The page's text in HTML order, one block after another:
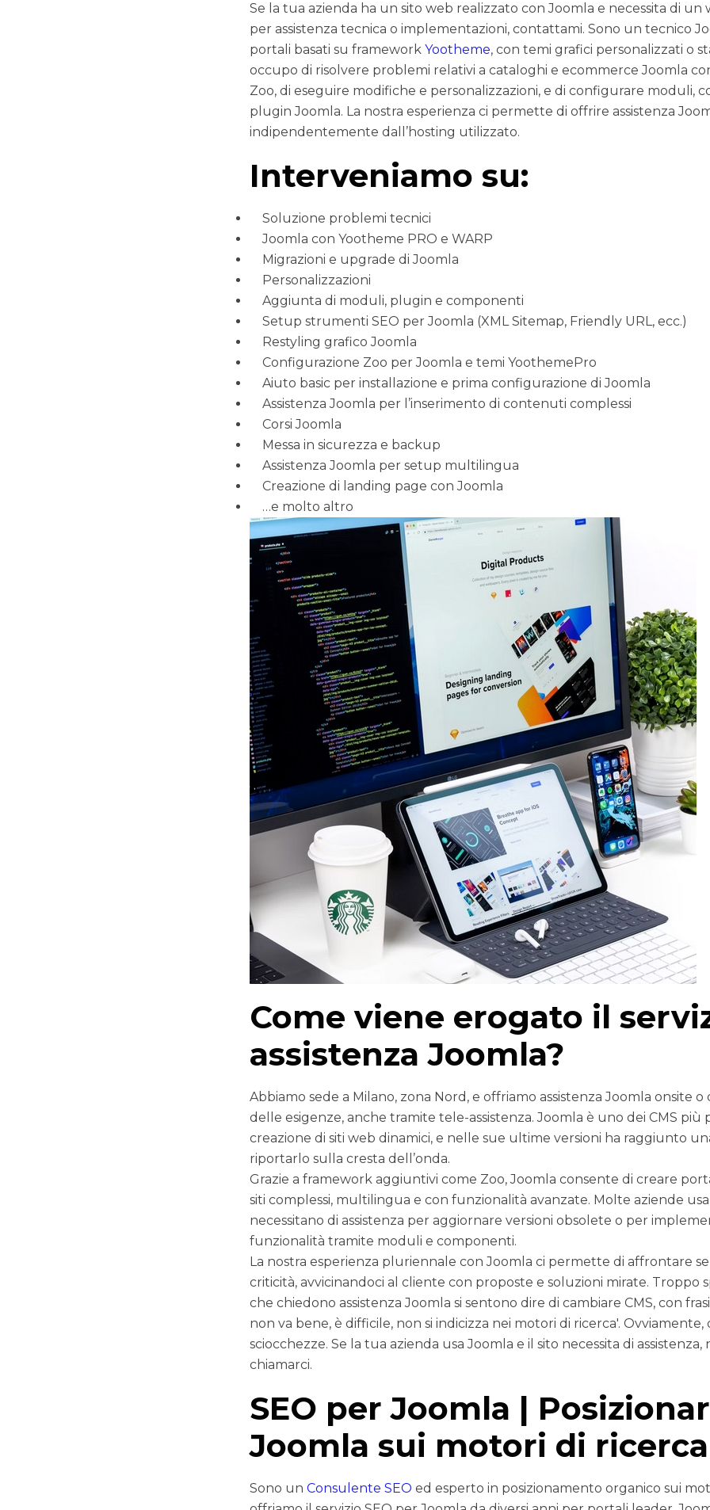
Se la tua azienda ha un sito web realizzato con Joomla e necessita di un
per assistenza tecnica o implementazioni, contattami. Sono un tecnico
portali basati su framework Yootheme, con temi grafici personalizzati o
occupo di risolvere problemi relativi a cataloghi e ecommerce Joomla
Zoo, di eseguire modifiche e personalizzazioni, e di configurare moduli,
plugin Joomla. La nostra esperienza ci permette di offrire assistenza
indipendentemente dall’hosting utilizzato.
Interveniamo su:
Soluzione problemi tecnici
Joomla con Yootheme PRO e WARP
Migrazioni e upgrade di Joomla
Personalizzazioni
Aggiunta di moduli, plugin e componenti
Setup strumenti SEO per Joomla (XML Sitemap, Friendly URL, ecc.)
Restyling grafico Joomla
Configurazione Zoo per Joomla e temi YoothemePro
Aiuto basic per installazione e prima configurazione di Joomla
Assistenza Joomla per l’inserimento di contenuti complessi
Corsi Joomla
Messa in sicurezza e backup
Assistenza Joomla per setup multilingua
Creazione di landing page con Joomla
…e molto altro
Come viene erogato il
assistenza Joomla?
Abbiamo sede a Milano, zona Nord, e offriamo assistenza Joomla onsite o
delle esigenze, anche tramite tele-assistenza. Joomla è uno dei CMS più
creazione di siti web dinamici, e nelle sue ultime versioni ha raggiunto
riportarlo sulla cresta dell’onda.
Grazie a framework aggiuntivi come Zoo, Joomla consente di creare
siti complessi, multilingua e con funzionalità avanzate. Molte aziende
necessitano di assistenza per aggiornare versioni obsolete o per
funzionalità tramite moduli e componenti.
La nostra esperienza pluriennale con Joomla ci permette di affrontare
criticità, avvicinandoci al cliente con proposte e soluzioni mirate. Troppo
che chiedono assistenza Joomla si sentono dire di cambiare CMS, con
non va bene, è difficile, non si indicizza nei motori di ricerca'. Ovviamente,
sciocchezze. Se la tua azienda usa Joomla e il sito necessita di assistenza,
chiamarci.
SEO per Joomla |
Joomla sui motori di ricerca
Sono un Consulente SEO ed esperto in posizionamento organico sui